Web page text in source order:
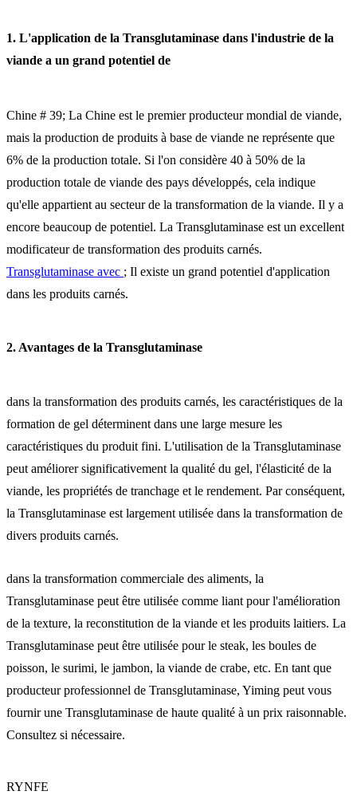
1. L'application de la Transglutaminase dans l'industrie de la
viande a un grand potentiel de
Chine # 39; La Chine est le premier producteur mondial de viande,
mais la production de produits à base de viande ne représente que
6% de la production totale. Si l'on considère 40 à 50% de la
production totale de viande des pays développés, cela indique
qu'elle appartient au secteur de la transformation de la viande. Il y a
encore beaucoup de potentiel. La Transglutaminase est un excellent
modificateur de transformation des produits carnés.
Transglutaminase avec ; Il existe un grand potentiel d'application
dans les produits carnés.
2. Avantages de la Transglutaminase
dans la transformation des produits carnés, les caractéristiques de la
formation de gel déterminent dans une large mesure les
caractéristiques du produit fini. L'utilisation de la Transglutaminase
peut améliorer significativement la qualité du gel, l'élasticité de la
viande, les propriétés de tranchage et le rendement. Par conséquent,
la Transglutaminase est largement utilisée dans la transformation de
divers produits carnés.
dans la transformation commerciale des aliments, la
Transglutaminase peut être utilisée comme liant pour l'amélioration
de la texture, la reconstitution de la viande et les produits laitiers. La
Transglutaminase peut être utilisée pour le steak, les boules de
poisson, le surimi, le jambon, la viande de crabe, etc. En tant que
producteur professionnel de Transglutaminase, Yiming peut vous
fournir une Transglutaminase de haute qualité à un prix raisonnable.
Consultez si nécessaire.
RYNFE